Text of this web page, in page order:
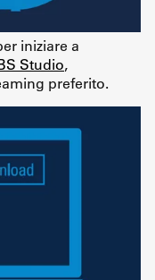
iniziare a
Studio,
preferito.